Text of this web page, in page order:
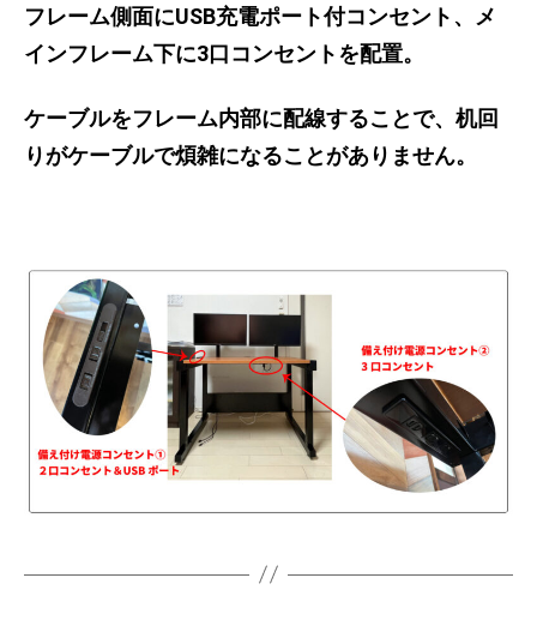
フレーム側面にUSB充電ポート付コンセント、メ
インフレーム下に3口コンセントを配置。
ケーブルをフレーム内部に配線することで、机回
りがケーブルで煩雑になることがありません。